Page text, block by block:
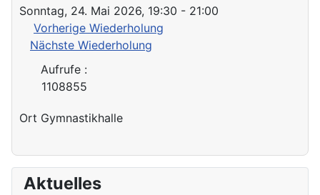
Sonntag, 24. Mai 2026, 19:30 - 21:00
Vorherige Wiederholung
Nächste Wiederholung
Aufrufe:
1108855
Ort Gymnastikhalle
Aktuelles